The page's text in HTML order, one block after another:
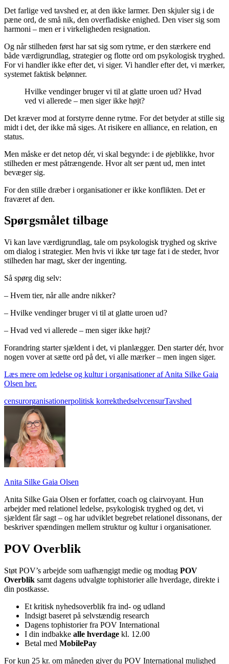
Det farlige ved tavshed er, at den ikke larmer. Den skjuler sig i de
pæne ord, de små nik, den overfladiske enighed. Den viser sig som
harmoni – men er i virkeligheden resignation.
Og når stilheden først har sat sig som rytme, er den stærkere end
både værdigrundlag, strategier og flotte ord om psykologisk tryghed.
For vi handler ikke efter det, vi siger. Vi handler efter det, vi mærker,
systemet faktisk belønner.
Hvilke vendinger bruger vi til at glatte uroen ud? Hvad
ved vi allerede – men siger ikke højt?
Det kræver mod at forstyrre denne rytme. For det betyder at stille sig
midt i det, der ikke må siges. At risikere en alliance, en relation, en
status.
Men måske er det netop dér, vi skal begynde: i de øjeblikke, hvor
stilheden er mest påtrængende. Hvor alt ser pænt ud, men intet
bevæger sig.
For den stille dræber i organisationer er ikke konflikten. Det er
fraværet af den.
Spørgsmålet tilbage
Vi kan lave værdigrundlag, tale om psykologisk tryghed og skrive
om dialog i strategier. Men hvis vi ikke tør tage fat i de steder, hvor
stilheden har magt, sker der ingenting.
Så spørg dig selv:
– Hvem tier, når alle andre nikker?
– Hvilke vendinger bruger vi til at glatte uroen ud?
– Hvad ved vi allerede – men siger ikke højt?
Forandring starter sjældent i det, vi planlægger. Den starter dér, hvor
nogen vover at sætte ord på det, vi alle mærker – men ingen siger.
Læs mere om ledelse og kultur i organisationer af Anita Silke Gaia
Olsen her.
censurorganisationerpolitisk korrekthedselvcensurTavshed
Anita Silke Gaia Olsen
Anita Silke Gaia Olsen er forfatter, coach og clairvoyant. Hun
arbejder med relationel ledelse, psykologisk tryghed og det, vi
sjældent får sagt – og har udviklet begrebet relationel dissonans, der
beskriver spændingen mellem struktur og kultur i organisationer.
POV Overblik
Støt POV’s arbejde som uafhængigt medie og modtag POV
Overblik samt dagens udvalgte tophistorier alle hverdage, direkte i
din postkasse.
Et kritisk nyhedsoverblik fra ind- og udland
Indsigt baseret på selvstændig research
Dagens tophistorier fra POV International
I din indbakke alle hverdage kl. 12.00
Betal med MobilePay
For kun 25 kr. om måneden giver du POV International mulighed